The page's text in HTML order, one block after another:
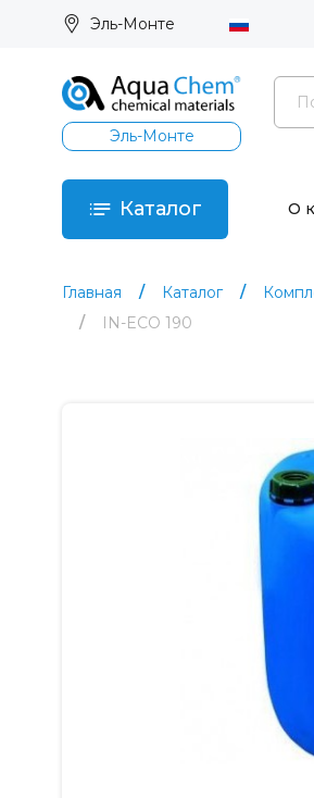
Эль-Монте
Эль-Монте
Каталог О
Главная Каталог
IN-ECO 190